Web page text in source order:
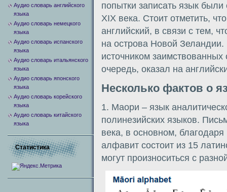
попытки записать язык
XIX века. Стоит отметить,
английский, в связи с тем,
на острова Новой
источником
очередь, оказал на
Несколько фактов о
1. Маори – язык
полинезийских языков.
века, в основном,
алфавит состоит из 15
могут произноситься с
Аудио словарь английского
языка
Аудио словарь немецкого
языка
Аудио словарь испанского
языка
Аудио словарь итальянского
языка
Аудио словарь японского
языка
Аудио словарь корейского
языка
Аудио словарь китайского
языка
Статистика